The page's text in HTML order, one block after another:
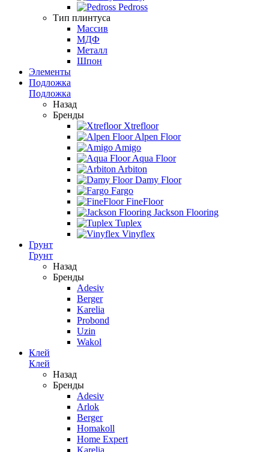
Pedross
Тип плинтуса
Массив
МДФ
Металл
Шпон
Элементы
Подложка
Подложка
Назад
Бренды
Xtrefloor
Alpen Floor
Amigo
Aqua Floor
Arbiton
Damy Floor
Fargo
FineFloor
Jackson Flooring
Tuplex
Vinyflex
Грунт
Грунт
Назад
Бренды
Adesiv
Berger
Karelia
Probond
Uzin
Wakol
Клей
Клей
Назад
Бренды
Adesiv
Arlok
Berger
Homakoll
Home Expert
Karelia